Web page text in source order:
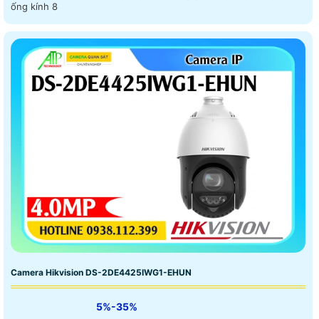
ống kính 8
Camera Hikvision DS-2DE4425IWG1-EHUN
5%-35%